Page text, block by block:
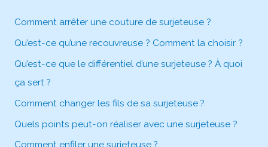
Comment arrêter une couture de surjeteuse ?
Qu’est-ce qu’une recouvreuse ? Comment la choisir ?
Qu’est-ce que le différentiel d’une surjeteuse ? À quoi
ça sert ?
Comment changer les fils de sa surjeteuse ?
Quels points peut-on réaliser avec une surjeteuse ?
Comment enfiler une surjeteuse ?